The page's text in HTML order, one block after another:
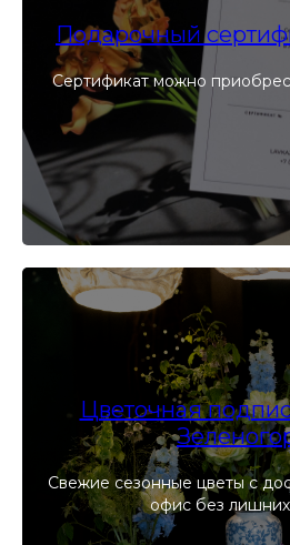
Подарочный
Сертификат можно
Цветочная
Свежие сезонные цветы с
офис без лишних